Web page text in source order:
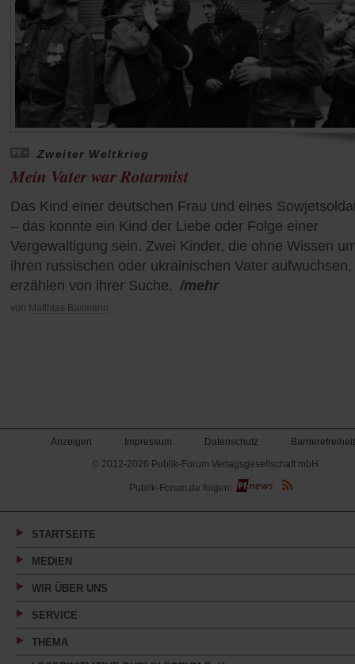
Zweiter Weltkrieg
Mein Vater war Rotarmist
Das Kind einer deutschen Frau und eines
– das konnte ein Kind der Liebe oder Folge einer
Vergewaltigung sein. Zwei Kinder, die ohne Wissen
ihren russischen oder ukrainischen Vater aufwuchsen,
erzählen von ihrer Suche. /mehr
von Matthias Baxmann
Anzeigen Impressum Datenschutz
Barrierefreiheit
© 2012-2026 Publik-Forum Verlagsgesellschaft mbH
(Öffnet
in
neuen
Publik-Forum.de folgen:
STARTSEITE
MEDIEN
WIR ÜBER UNS
SERVICE
THEMA